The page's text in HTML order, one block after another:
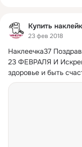
Купить
23 фев 2018
Наклеечка37
23 ФЕВРАЛЯ И
здоровье и быть